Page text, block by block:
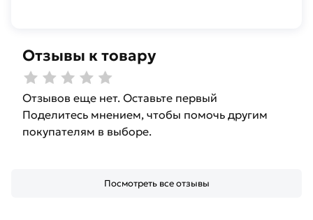
Отзывы к товару
Отзывов еще нет. Оставьте первый
Поделитесь мнением, чтобы помочь другим
покупателям в выборе.
Посмотреть все отзывы